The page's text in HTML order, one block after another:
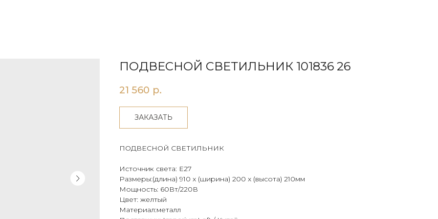
ПОДВЕСНОЙ СВЕТИЛЬНИК 101836 26
21 560 р.
ЗАКАЗАТЬ
ПОДВЕСНОЙ СВЕТИЛЬНИК
Источник света: E27
Размеры:(длина) 910 х (ширина) 200 х (высота) 210мм
Мощность: 60Вт/220В
Цвет: желтый
Материал:металл